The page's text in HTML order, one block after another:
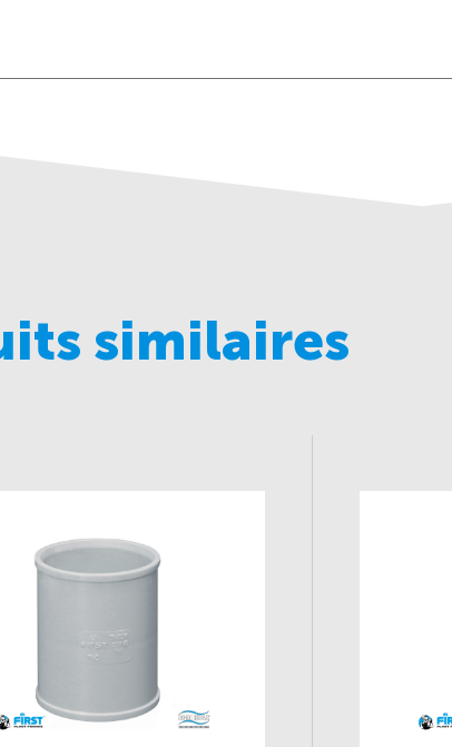
similaires